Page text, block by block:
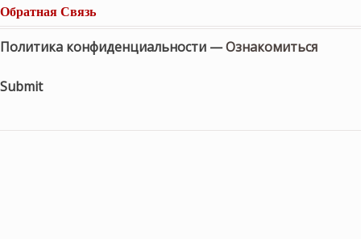
Обратная Связь
Политика конфиденциальности —Ознакомиться
Submit